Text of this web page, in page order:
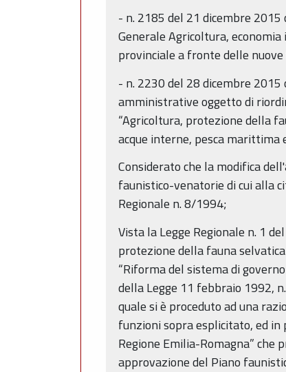
- n. 2185 del 21 dicembre
Generale Agricoltura,
provinciale a fronte delle
- n. 2230 del 28 dicembre
amministrative oggetto di
“Agricoltura, protezione della
acque interne, pesca marittima
Considerato che la modifica
faunistico-venatorie di cui alla
Regionale n. 8/1994;
Vista la Legge Regionale n. 1
protezione della fauna
“Riforma del sistema di
della Legge 11 febbraio 1992,
quale si è proceduto ad una
funzioni sopra esplicitato, ed
Regione Emilia-Romagna”
approvazione del Piano